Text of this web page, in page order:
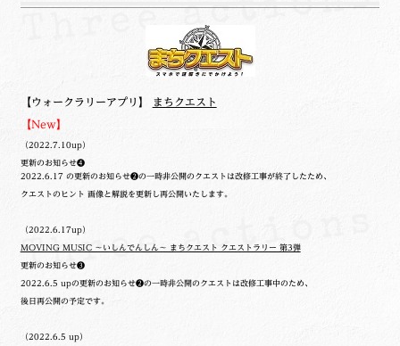
【ウォークラリーアプリ】 まちクエスト
【New】
（2022.7.10up）
更新のお知らせ❹
2022.6.17 の更新のお知らせ❷の一時非公開のクエストは改修工事が終了したため、
クエストのヒント 画像と解説を更新し再公開いたします。
（2022.6.17up）
MOVING MUSIC ～いしんでんしん～ まちクエスト クエストラリー 第3弾
更新のお知らせ❸
2022.6.5 upの更新のお知らせ❷の一時非公開のクエストは改修工事中のため、
後日再公開の予定です。
（2022.6.5 up）